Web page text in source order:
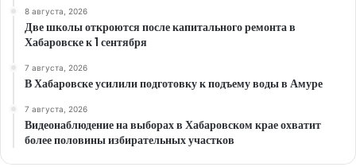
8 августа, 2026
Две школы откроются после капитального ремонта в
Хабаровске к 1 сентября
7 августа, 2026
В Хабаровске усилили подготовку к подъему воды в Амуре
7 августа, 2026
Видеонаблюдение на выборах в Хабаровском крае охватит
более половины избирательных участков